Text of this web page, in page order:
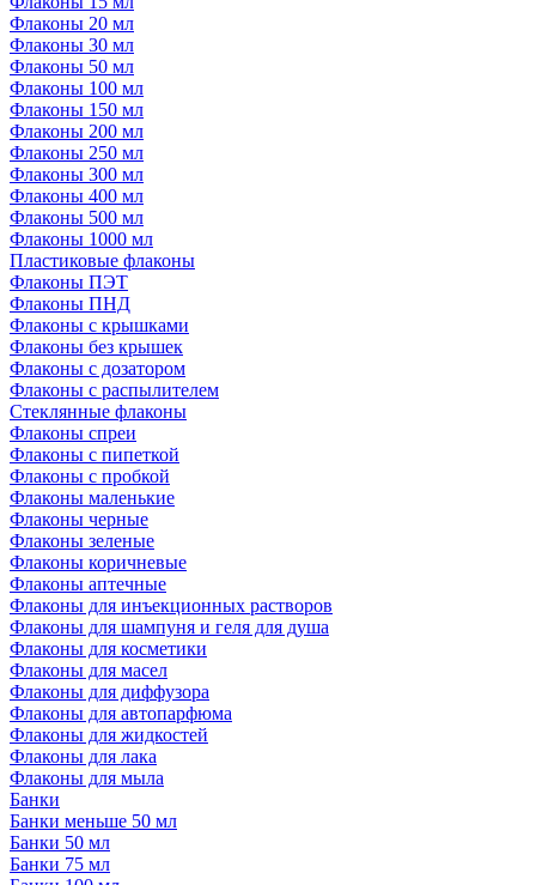
Флаконы 20 мл
Флаконы 30 мл
Флаконы 50 мл
Флаконы 100 мл
Флаконы 150 мл
Флаконы 200 мл
Флаконы 250 мл
Флаконы 300 мл
Флаконы 400 мл
Флаконы 500 мл
Флаконы 1000 мл
Пластиковые флаконы
Флаконы ПЭТ
Флаконы ПНД
Флаконы с крышками
Флаконы без крышек
Флаконы с дозатором
Флаконы с распылителем
Стеклянные флаконы
Флаконы cпреи
Флаконы с пипеткой
Флаконы с пробкой
Флаконы маленькие
Флаконы черные
Флаконы зеленые
Флаконы коричневые
Флаконы аптечные
Флаконы для инъекционных растворов
Флаконы для шампуня и геля для душа
Флаконы для косметики
Флаконы для масел
Флаконы для диффузора
Флаконы для автопарфюма
Флаконы для жидкостей
Флаконы для лака
Флаконы для мыла
Банки
Банки меньше 50 мл
Банки 50 мл
Банки 75 мл